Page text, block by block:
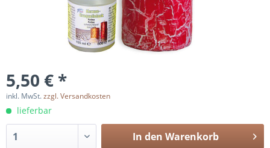
5,50 € *
inkl. MwSt.zzgl. Versandkosten
lieferbar
In den Warenkorb